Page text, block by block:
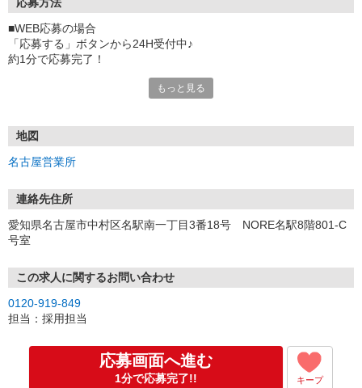
■WEB応募の場合
「応募する」ボタンから24H受付中♪
約1分で応募完了！
①応募から3営業日を目安に、メールorお電話でご連絡します。
★スマホでWEB面接（LINEなど）・出張面接・事務所面接と選べま
す
③面接実施（履歴書不要）
④勤務開始（スタート日は応相談）
お気軽にご応募ください♪
もっと見る
地図
名古屋営業所
連絡先住所
愛知県名古屋市中村区名駅南一丁目3番18号 NORE名駅8階801-C
号室
この求人に関するお問い合わせ
0120-919-849
担当：採用担当
応募画面へ進む
1分で応募完了!! キープ